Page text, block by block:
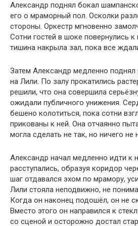
Александр поднял бокал
его о мраморный пол. Осколки
стороны. Оркестр мгновенно
Сотни гостей в шоке повернулись
тишина накрыла зал, пока все
Затем Александр медленно поднял
на Лили. По залу прокатились
решили, что она совершила
ожидали публичного унижения.
бешено колотиться, пока сотни
прикованы к ней. Она отчаянно
могла сделать не так, но ничего не
Александр начал медленно идти к
расступались, образуя коридор
шаг отдавался эхом по мрамору,
Лили стояла неподвижно, не
Когда он наконец подошёл, он не
Вместо этого он направился к
со сценой и осторожно достал